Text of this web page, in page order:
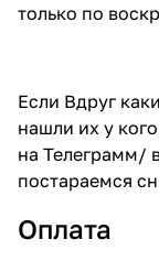
только по
Если Вдруг
нашли их у
на Телеграмм/
постараемся
Оплата